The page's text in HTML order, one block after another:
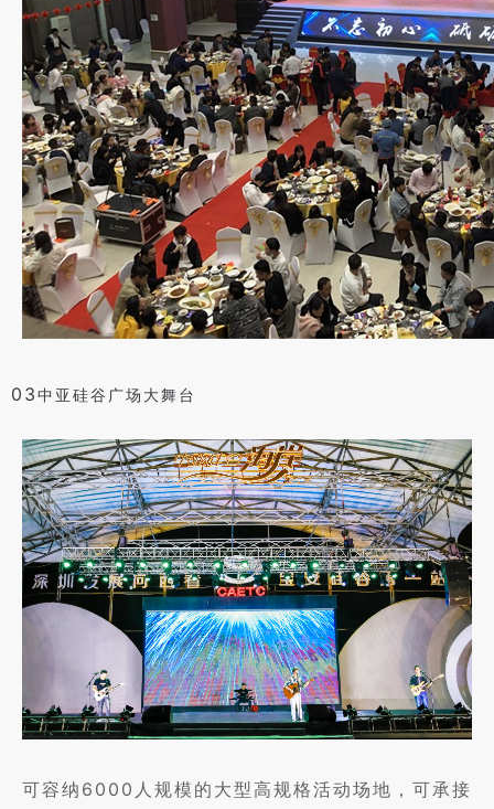
03中亚硅谷广场大舞台
可容纳6000人规模的大型高规格活动场地，可承接